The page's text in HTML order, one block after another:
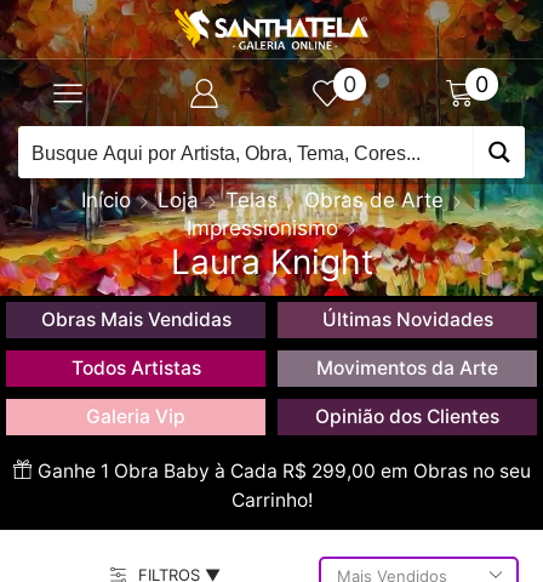
0 0
Início Loja Telas
Obras de Arte
Impressionismo
Laura Knight
Obras Mais Vendidas Últimas Novidades
Todos Artistas Movimentos da Arte
Galeria Vip Opinião dos Clientes
Ganhe 1 Obra Baby à Cada R$ 299,00 em Obras no seu
Carrinho!
FILTROS ▼